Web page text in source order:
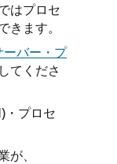
はプロセ
きます。
バー・プ
てくださ
・プロセ
が、